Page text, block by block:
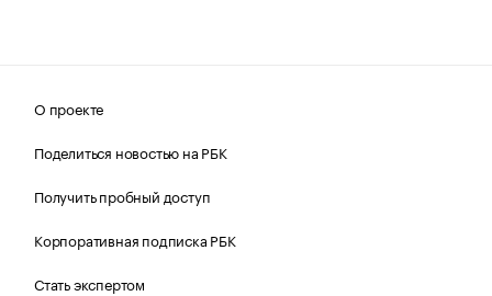
О проекте
Поделиться новостью на РБК
Получить пробный доступ
Корпоративная подписка РБК
Стать экспертом